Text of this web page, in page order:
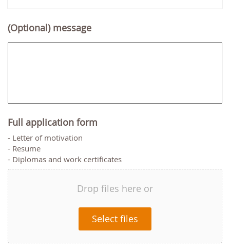
(Optional) message
Full application form
- Letter of motivation
- Resume
- Diplomas and work certificates
Drop files here or
Select files